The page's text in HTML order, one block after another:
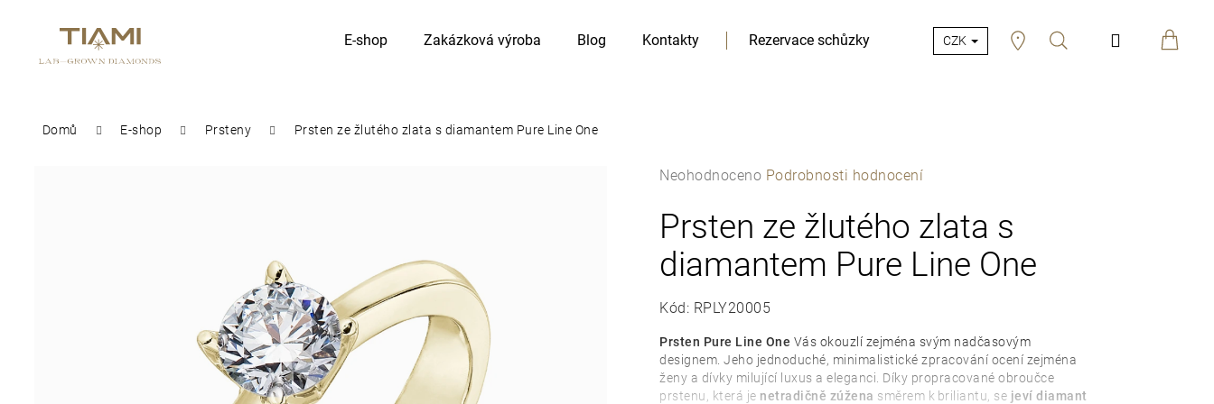
E-shop Zakázková výroba Blog Kontakty Rezervace schůzky CZK Hledat Přihlášení
Domů E-shop Prsteny Prsten ze žlutého zlata s diamantem Pure Line One
Průměrné
produktu
je
0,0
z
hvězdiček.
Neohodnoceno Podrobnosti hodnocení
Prsten ze žlutého zlata s
diamantem Pure Line One
Kód: RPLY20005
Prsten Pure Line One Vás okouzlí zejména svým nadčasovým
designem. Jeho jednoduché, minimalistické zpracování ocení zejména
ženy a dívky milující luxus a eleganci. Díky propracované obroučce
prstenu, která je netradičně zúžena směrem k briliantu, se jeví diamant
Zpět
Zpět
Co potřebujete najít?
HLEDAT